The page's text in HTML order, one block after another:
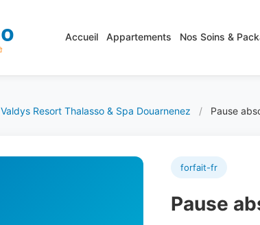
Accueil Appartements Nos Soins &
Valdys Resort Thalasso & Spa Douarnenez / Pause
forfait-fr
Pause